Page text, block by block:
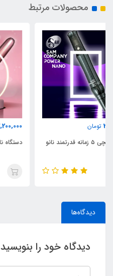
محصولات مرتبط
2,200,000
دستگاه نانو پیچی موشکی رزگلد
دیدگاه‌ها
دیدگاه خود را بنویسید